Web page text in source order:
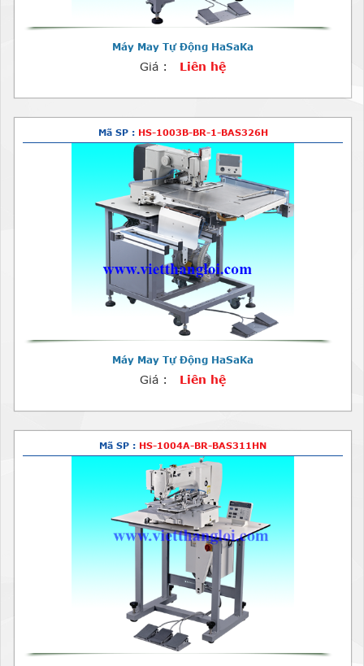
Máy May Tự Động HaSaKa
Giá : Liên hệ
Mã SP : HS-1003B-BR-1-BAS326H
Máy May Tự Động HaSaKa
Giá : Liên hệ
Mã SP : HS-1004A-BR-BAS311HN